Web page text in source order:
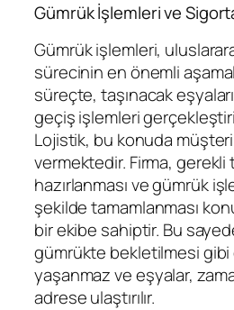
Gümrük İşlemleri ve
Gümrük işlemleri,
sürecinin en önemli
süreçte, taşınacak
geçiş işlemleri
Lojistik, bu konuda
vermektedir. Firma, gerekli
hazırlanması ve gümrük
şekilde tamamlanması
bir ekibe sahiptir. Bu
gümrükte bekletilmesi gibi
yaşanmaz ve eşyalar,
adrese ulaştırılır.